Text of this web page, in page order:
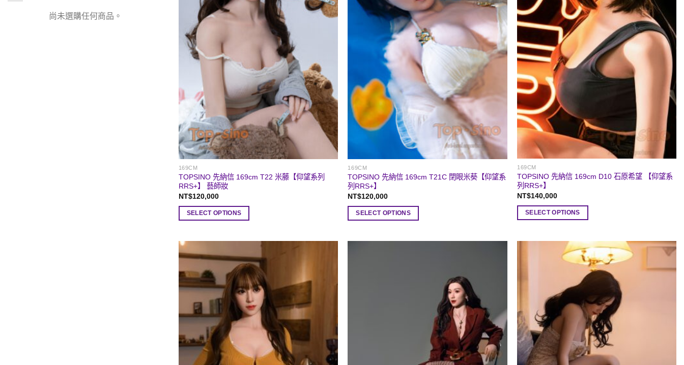
尚未選購任何商品。
169CM
TOPSINO 先納信 169cm T22 米藤【仰望系列
RRS+】 藝師妝
NT$120,000
SELECT OPTIONS
169CM
TOPSINO 先納信 169cm T21C 閉眼米葵【仰望系
列RRS+】
NT$120,000
SELECT OPTIONS
169CM
TOPSINO 先納信 169cm D10 石原希望 【仰望系
列RRS+】
NT$140,000
SELECT OPTIONS